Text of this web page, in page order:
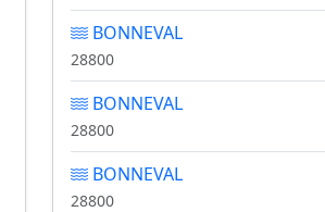
BONNEVAL
28800
BONNEVAL
28800
BONNEVAL
28800